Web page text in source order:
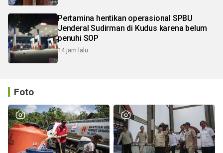
Pertamina hentikan operasional SPBU
Jenderal Sudirman di Kudus karena belum
penuhi SOP
14 jam lalu
Foto